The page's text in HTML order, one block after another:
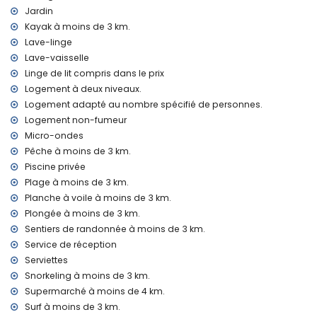
internet (WiFi)
fer et planche à repasser
linge de lit et serviettes
service de réception et service d'urgence 24 heures sur 24
chauffage de l'air et climatisation
Équipements et services avec supplément
lit supplémentaire et lit/berceau pour enfant (sur demande)
Divertissements et activités de loisirs pour vos vacances à
Benitachell, Costa Blanca
bar (à moins de 5 kilomètres de la maison)
Sites et culture à Benitachell, Costa Blanca
bâtiment architectural (Pueblo Histórico, Benitachell), lieu
historique (Pueblo Histórico et Benitachell) (à moins de 5
kilomètres de l'hébergement)
musée (Pueblo Histórico, Javea), église (Parroquia de Santa
Mª Magdalena, Benitachell), château (Castell de Teulada-
Moraira), ruine (Torre del Cap d'Or) et monument (Castell de
Teulada-Moraira) (à moins de 10 kilomètres de
l'hébergement)
palais (Palais Royal de Valence) (à moins de 25 kilomètres
Jardin
Kayak à moins de 3 km.
Lave-linge
Lave-vaisselle
Linge de lit compris dans le prix
Logement à deux niveaux.
Logement adapté au nombre spécifié de personnes.
Logement non-fumeur
Micro-ondes
Pêche à moins de 3 km.
Piscine privée
Plage à moins de 3 km.
Planche à voile à moins de 3 km.
Plongée à moins de 3 km.
Sentiers de randonnée à moins de 3 km.
Service de réception
Serviettes
Snorkeling à moins de 3 km.
Supermarché à moins de 4 km.
Surf à moins de 3 km.